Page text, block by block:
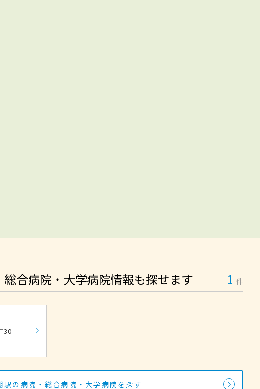
合病院・大学病院情報も探せます 1 件
30
駅の病院・総合病院・大学病院を探す